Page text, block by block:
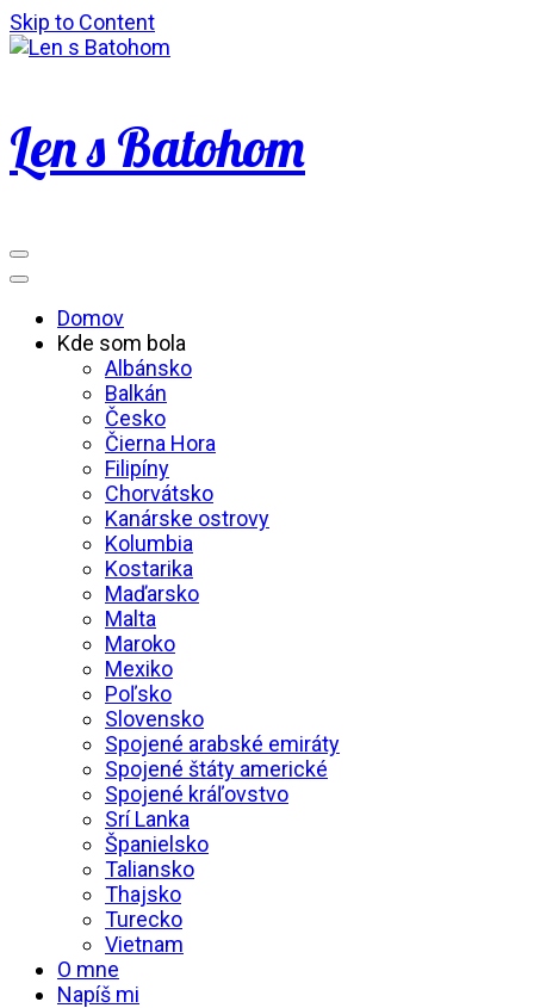
Skip to Content
Len s Batohom
Domov
Kde som bola
Albánsko
Balkán
Česko
Čierna Hora
Filipíny
Chorvátsko
Kanárske ostrovy
Kolumbia
Kostarika
Maďarsko
Malta
Maroko
Mexiko
Poľsko
Slovensko
Spojené arabské emiráty
Spojené štáty americké
Spojené kráľovstvo
Srí Lanka
Španielsko
Taliansko
Thajsko
Turecko
Vietnam
O mne
Napíš mi